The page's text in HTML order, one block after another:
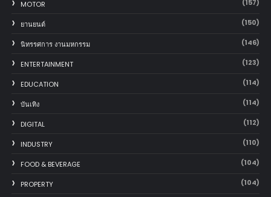
MOTOR (157)
‎ยานยนต์‎ (150)
นิทรรศการ งานมหกรรม (146)
ENTERTAINMENT (123)
EDUCATION (114)
บันเทิง (114)
DIGITAL (112)
INDUSTRY (110)
FOOD & BEVERAGE (104)
PROPERTY (104)